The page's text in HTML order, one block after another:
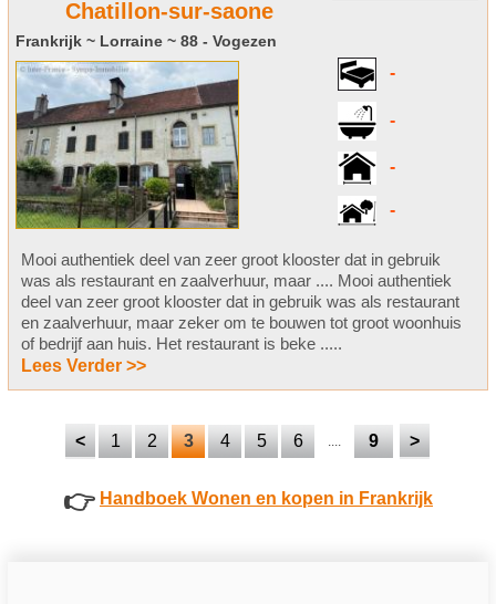
Chatillon-sur-saone
Frankrijk ~ Lorraine ~ 88 - Vogezen
-
-
-
-
Mooi authentiek deel van zeer groot klooster dat in gebruik
was als restaurant en zaalverhuur, maar .... Mooi authentiek
deel van zeer groot klooster dat in gebruik was als restaurant
en zaalverhuur, maar zeker om te bouwen tot groot woonhuis
of bedrijf aan huis. Het restaurant is beke .....
Lees Verder >>
< 1 2 3 4 5 6 .... 9 >
👉 Handboek Wonen en kopen in Frankrijk